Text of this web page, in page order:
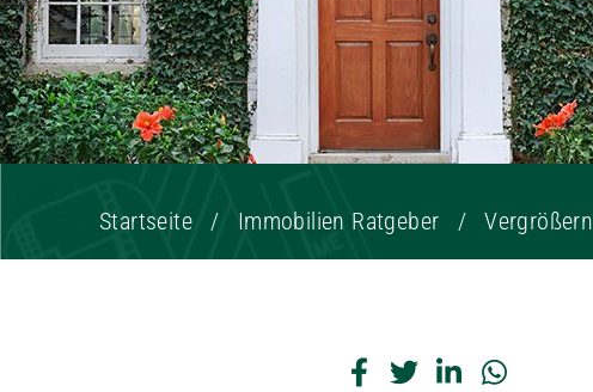
Startseite Immobilien Ratgeber Vergrößern